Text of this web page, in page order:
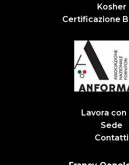
Kosher
Certificazione
Lavora con
Sede
Contatti